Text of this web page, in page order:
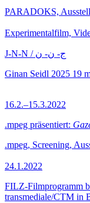
PARADOKS,
Experimentalfilm,
J-N-N / ج- ن- ن
Ginan Seidl 2025 19
16.2.–15.3.2022
.mpeg präsentiert:
.mpeg, Screening,
24.1.2022
FILZ-Filmprogramm
transmediale/CTM in